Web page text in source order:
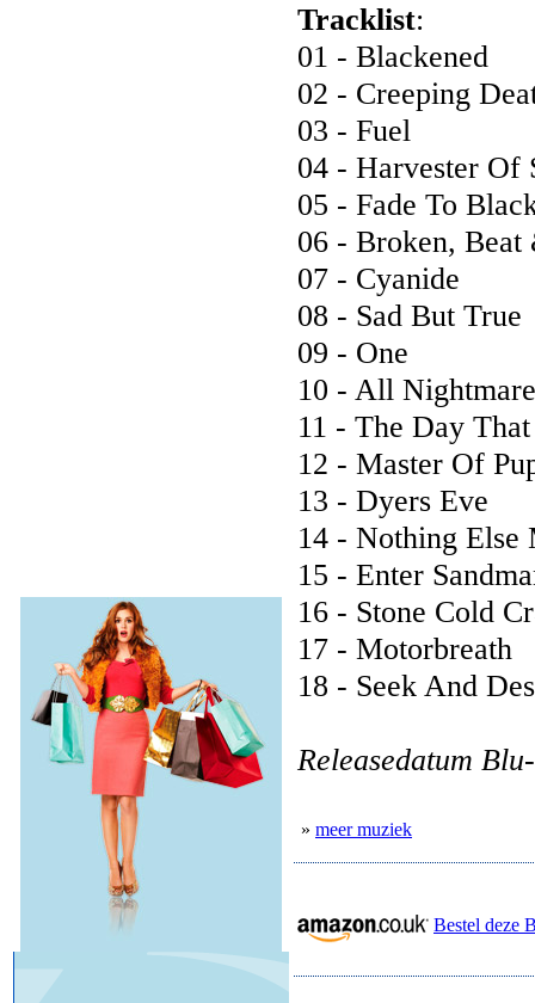
Tracklist:
01 - Blackened
02 - Creeping
03 - Fuel
04 - Harvester Of
05 - Fade To
06 - Broken, Beat
07 - Cyanide
08 - Sad But True
09 - One
10 - All
11 - The Day
12 - Master Of
13 - Dyers Eve
14 - Nothing Else
15 - Enter
16 - Stone Cold
17 - Motorbreath
18 - Seek And
Releasedatum
» meer muziek
Bestel deze